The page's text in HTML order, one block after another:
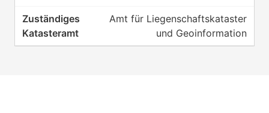
Amt für Liegenschaftskataster
und Geoinformation